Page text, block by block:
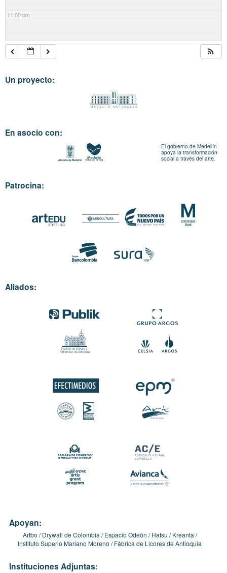
11:00 pm
Un proyecto:
En asocio con:
El gobierno de Medellín
apoya la transformación
social a través del arte.
Patrocina:
Aliados:
Apoyan:
Artbo Drywall de Colombia Espacio Odeón Hatsu
Kreanta
Instituto Superio Mariano Moreno
Fábrica de Licores de Antioquia
Instituciones Adjuntas: